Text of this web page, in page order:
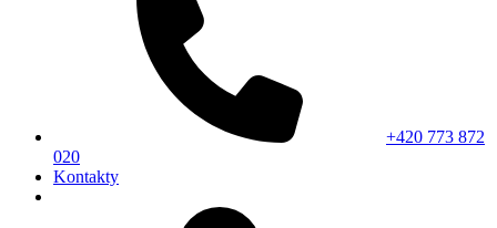
+420 773 872
020
Kontakty